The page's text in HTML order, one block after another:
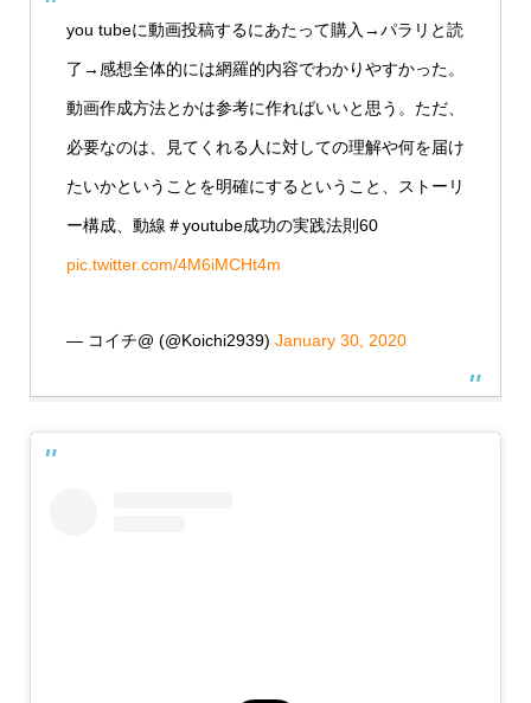
you tubeに動画投稿するにあたって購入→パラリと読
了→感想全体的には網羅的内容でわかりやすかった。
動画作成方法とかは参考に作ればいいと思う。ただ、
必要なのは、見てくれる人に対しての理解や何を届け
たいかということを明確にするということ、ストーリ
ー構成、動線＃youtube成功の実践法則60
pic.twitter.com/4M6iMCHt4m
— コイチ@ (@Koichi2939) January 30, 2020